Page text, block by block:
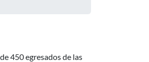
450 egresados de las